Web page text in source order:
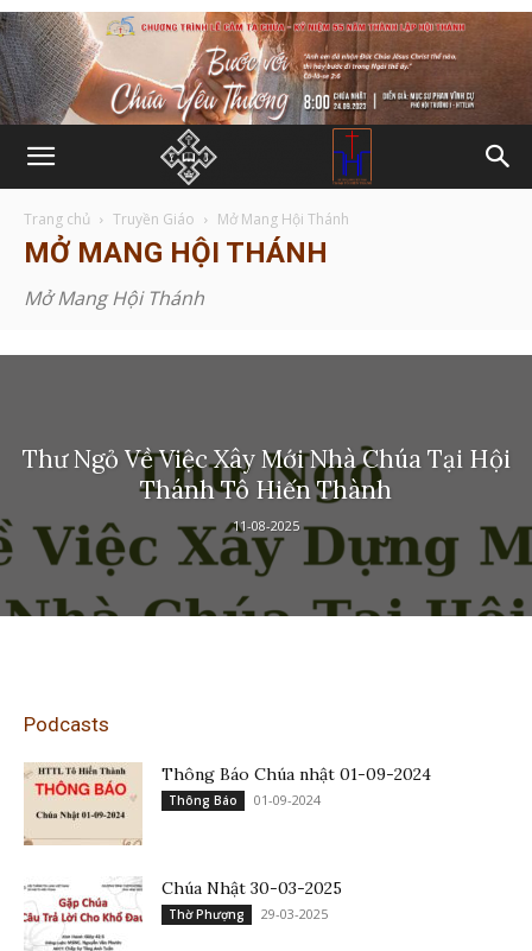
Trang chủ Truyền Giáo Mở Mang Hội Thánh
MỞ MANG HỘI THÁNH
Mở Mang Hội Thánh
Thư Ngỏ Về Việc Xây Mới Nhà Chúa Tại Hội
Thánh Tô Hiến Thành
11-08-2025
Podcasts
Thông Báo Chúa nhật 01-09-2024
Thông Báo 01-09-2024
Chúa Nhật 30-03-2025
Thờ Phượng 29-03-2025